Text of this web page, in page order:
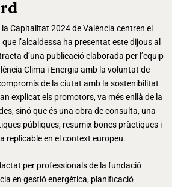
Capitalitat 2024 de València centren el
l’alcaldessa ha presentat este dijous al
d’una publicació elaborada per l’equip
Clima i Energia amb la voluntat de
de la ciutat amb la sostenibilitat
explicat els promotors, va més enllà de la
sinó que és una obra de consulta, una
públiques, resumix bones pràctiques i
replicable en el context europeu.
per professionals de la fundació
en gestió energètica, planificació